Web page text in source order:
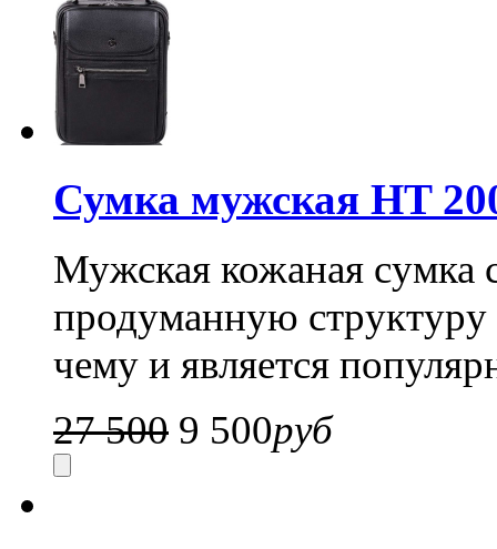
Сумка мужская HT
Мужская кожаная сумка
продуманную структуру
чему и является
27 500 9 500руб